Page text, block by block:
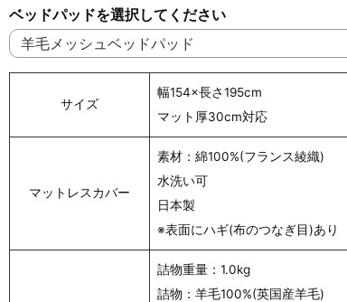
ベッドパッドを選択してください
サイズ
幅154×長さ195cm
マット厚30cm対応
マットレスカバー
素材：綿100%(フランス綾織)
水洗い可
日本製
※表面にハギ(布のつなぎ目)あり
詰物重量：1.0kg
詰物：羊毛100%(英国産羊毛)